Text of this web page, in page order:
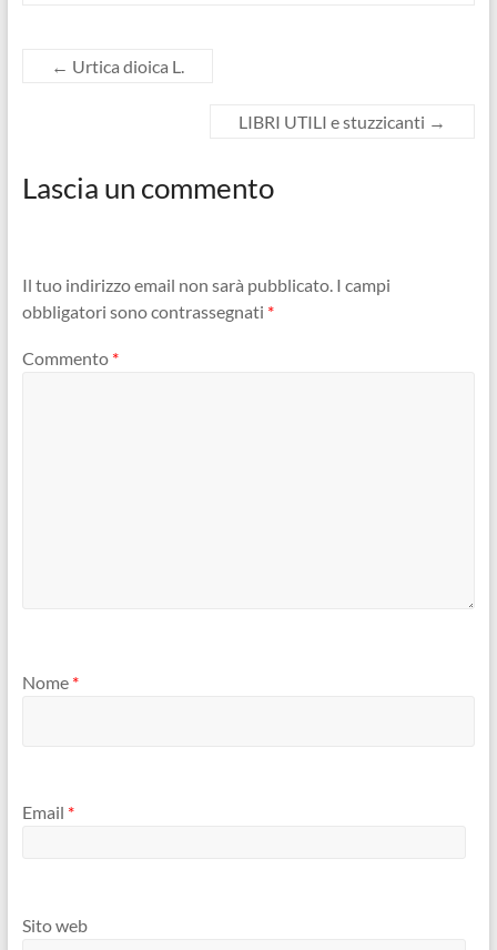
← Urtica dioica L.
LIBRI UTILI e stuzzicanti →
Lascia un commento
Il tuo indirizzo email non sarà pubblicato. I campi
obbligatori sono contrassegnati *
Commento *
Nome *
Email *
Sito web